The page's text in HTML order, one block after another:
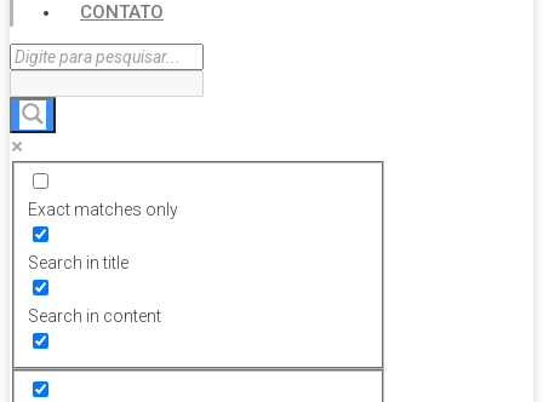
CONTATO
Exact matches only
Search in title
Search in content